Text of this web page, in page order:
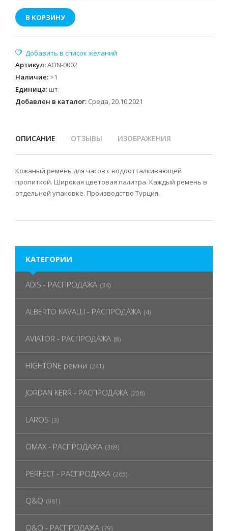
В КОРЗИНУ
Артикул:AON-0002
Наличие: >1
Единица: шт.
Добавлен в каталог: Среда, 20.10.2021
ОПИСАНИЕ ОТЗЫВЫ ИЗОБРАЖЕНИЯ
Кожаный ремень для часов с водоотталкивающей
пропиткой. Широкая цветовая палитра. Каждый ремень в
отдельной упаковке. Производство Турция.
КАТЕГОРИИ
ADIS - РАСПРОДАЖА (34)
ALBERTO KAVALLI - РАСПРОДАЖА (4)
AVIATOR - РАСПРОДАЖА (8)
HIGHTONE ремни (241)
JORDAN KERR - РАСПРОДАЖА (206)
LAROS (3)
OMAX - РАСПРОДАЖА (369)
PERFECT - РАСПРОДАЖА (265)
Q&Q (961)
Q&Q - РАСПРОДАЖА (79)